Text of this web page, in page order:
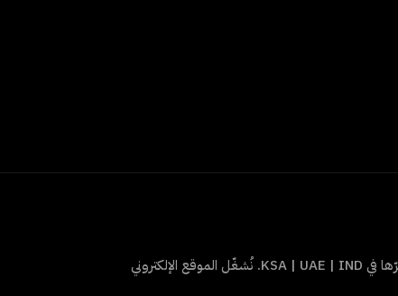
في KSA | UAE | IND. نُشغّل الموقع الإلكتروني